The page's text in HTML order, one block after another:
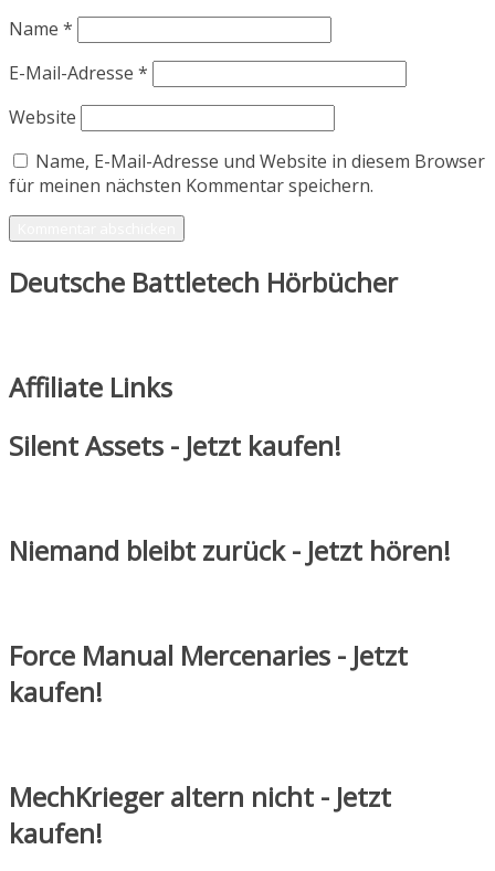
Name *
E-Mail-Adresse *
Website
Name, E-Mail-Adresse und Website in diesem Browser
für meinen nächsten Kommentar speichern.
Deutsche Battletech Hörbücher
Affiliate Links
Silent Assets - Jetzt kaufen!
Niemand bleibt zurück - Jetzt hören!
Force Manual Mercenaries - Jetzt
kaufen!
MechKrieger altern nicht - Jetzt
kaufen!